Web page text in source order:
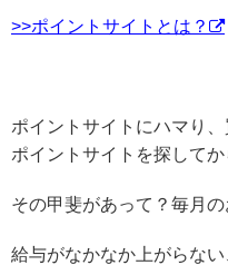
>>ポイントサイトとは？
ポイントサイトにハマり
ポイントサイトを探して
その甲斐があって？毎月
給与がなかなか上がらな